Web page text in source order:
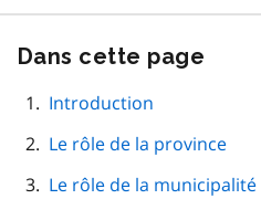
Dans cette page
page
Introduction
Le rôle de la province
Le rôle de la municipalité